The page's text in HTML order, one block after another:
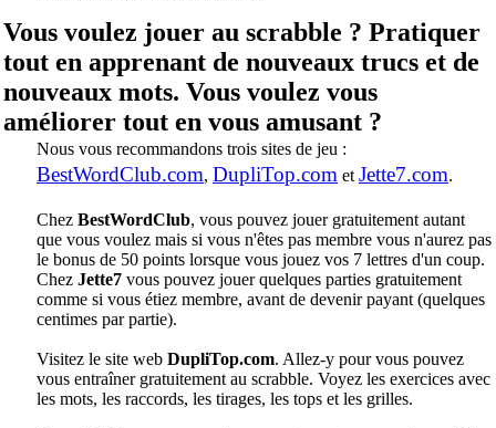
Vous voulez jouer au scrabble ? Pratiquer
tout en apprenant de nouveaux trucs et de
nouveaux mots. Vous voulez vous
améliorer tout en vous amusant ?
Nous vous recommandons trois sites de jeu :
BestWordClub.com, DupliTop.com et Jette7.com.
Chez BestWordClub, vous pouvez jouer gratuitement autant
que vous voulez mais si vous n'êtes pas membre vous n'aurez pas
le bonus de 50 points lorsque vous jouez vos 7 lettres d'un coup.
Chez Jette7 vous pouvez jouer quelques parties gratuitement
comme si vous étiez membre, avant de devenir payant (quelques
centimes par partie).
Visitez le site web DupliTop.com. Allez-y pour vous pouvez
vous entraîner gratuitement au scrabble. Voyez les exercices avec
les mots, les raccords, les tirages, les tops et les grilles.